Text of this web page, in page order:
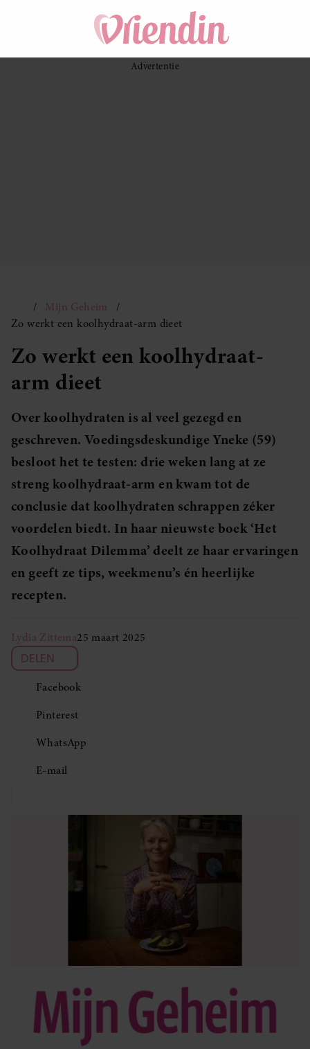
Mijn Geheim
Zo werkt een koolhydraat-arm dieet
Zo werkt een koolhydraat-
arm dieet
Over koolhydraten is al veel gezegd en
geschreven. Voedingsdeskundige Yneke (59)
besloot het te testen: drie weken lang at ze
streng koolhydraat-arm en kwam tot de
conclusie dat koolhydraten schrappen zéker
voordelen biedt. In haar nieuwste boek ‘Het
Koolhydraat Dilemma’ deelt ze haar ervaringen
en geeft ze tips, weekmenu’s én heerlijke
recepten.
Lydia Zittema25 maart 2025
DELEN
Facebook
Pinterest
WhatsApp
E-mail